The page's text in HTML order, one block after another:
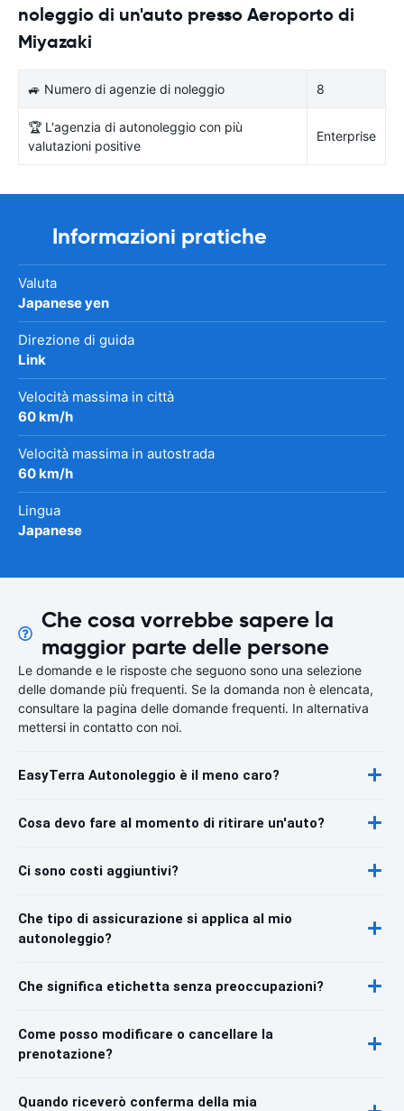
noleggio di un'auto presso Aeroporto di
Miyazaki
🚙 Numero di agenzie di noleggio 8
🏆 L'agenzia di autonoleggio con più
valutazioni positive
Enterprise
Informazioni pratiche
Valuta
Japanese yen
Direzione di guida
Link
Velocità massima in città
60 km/h
Velocità massima in autostrada
60 km/h
Lingua
Japanese
Che cosa vorrebbe sapere la
maggior parte delle persone
Le domande e le risposte che seguono sono una selezione
delle domande più frequenti. Se la domanda non è elencata,
consultare la pagina delle domande frequenti. In alternativa
mettersi in contatto con noi.
EasyTerra Autonoleggio è il meno caro?
Cosa devo fare al momento di ritirare un'auto?
Ci sono costi aggiuntivi?
Che tipo di assicurazione si applica al mio
autonoleggio?
Che significa etichetta senza preoccupazioni?
Come posso modificare o cancellare la
prenotazione?
Quando riceverò conferma della mia